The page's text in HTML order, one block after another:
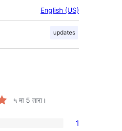
English (US)
updates
५ मा 5 तारा।
1